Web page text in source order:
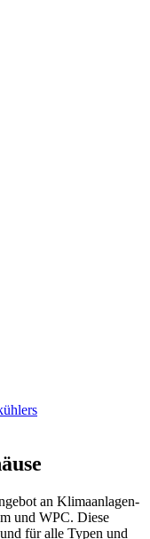
an Klimaanlagen-
und WPC. Diese
für alle Typen und